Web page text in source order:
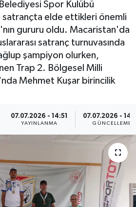
Spor Kulübü
satrançta elde ettikleri önemli
gururu oldu. Macaristan'da
satranç turnuvasında
şampiyon olurken,
Trap 2. Bölgesel Milli
Mehmet Kuşar birincilik
07.07.2026 - 14:51
YAYINLANMA
07.07.2026 -
GÜNCELLEME
Durumu ve Fikstür